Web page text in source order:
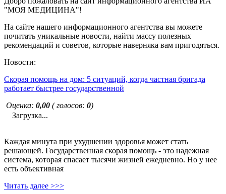
"МОЯ МЕДИЦИНА"!
На сайте нашего информационного агентства вы можете
почитать уникальные новости, найти массу полезных
рекомендаций и советов, которые наверняка вам пригодяться.
Новости:
Скорая помощь на дом: 5 ситуаций, когда частная бригада
работает быстрее государственной
Оценка: 0,00 ( голосов: 0)
Загрузка...
Каждая минута при ухудшении здоровья может стать
решающей. Государственная скорая помощь - это надежная
система, которая спасает тысячи жизней ежедневно. Но у нее
есть объективная
Читать далее >>>